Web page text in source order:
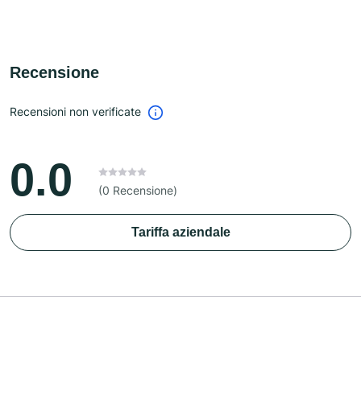
Recensione
Recensioni non verificate
0.0 (0 Recensione)
Tariffa aziendale